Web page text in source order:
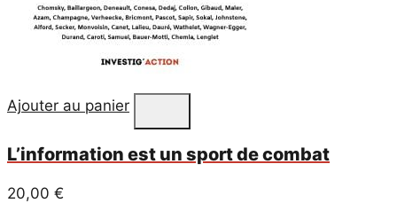
Ajouter au panier
L’information est un sport de combat
20,00 €